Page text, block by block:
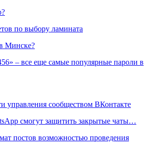
по выбору ламината
в Минске?
– все еще самые популярные пароли в
управления сообществом ВКонтакте
смогут защитить закрытые чаты…
постов возможностью проведения